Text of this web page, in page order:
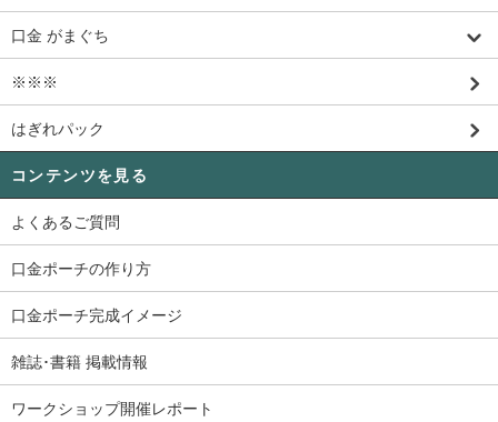
口金 がまぐち
※※※
はぎれパック
コンテンツを見る
よくあるご質問
口金ポーチの作り方
口金ポーチ完成イメージ
雑誌･書籍 掲載情報
ワークショップ開催レポート